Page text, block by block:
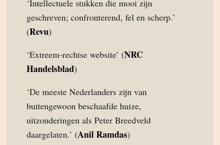
‘Intellectuele stukken die mooi zijn
geschreven; confronterend, fel en scherp.’
(Revu)
‘Extreem-rechtse website’ (NRC
Handelsblad)
‘De meeste Nederlanders zijn van
buitengewoon beschaafde huize,
uitzonderingen als Peter Breedveld
daargelaten.’ (Anil Ramdas)